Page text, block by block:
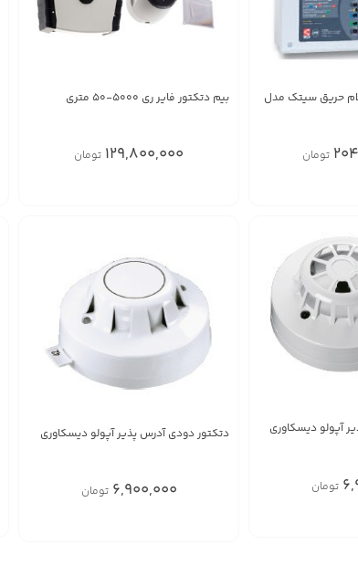
حریق سیتک مدل
تومان
بیم دتکتور فایر ری 5000-50 متری
129,800,000 تومان
آپولو دیسکاوری
تومان
دتکتور دودی آدرس پذیر آپولو دیسکاوری
6,900,000 تومان